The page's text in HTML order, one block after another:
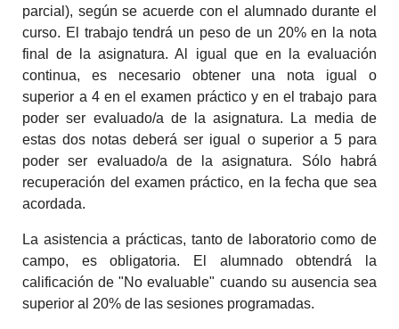
parcial), según se acuerde con el alumnado durante el
curso. El trabajo tendrá un peso de un 20% en la nota
final de la asignatura. Al igual que en la evaluación
continua, es necesario obtener una nota igual o
superior a 4 en el examen práctico y en el trabajo para
poder ser evaluado/a de la asignatura. La media de
estas dos notas deberá ser igual o superior a 5 para
poder ser evaluado/a de la asignatura. Sólo habrá
recuperación del examen práctico, en la fecha que sea
acordada.
La asistencia a prácticas, tanto de laboratorio como de
campo, es obligatoria. El alumnado obtendrá la
calificación de "No evaluable" cuando su ausencia sea
superior al 20% de las sesiones programadas.